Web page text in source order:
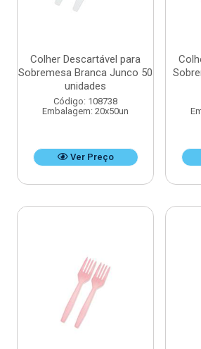
Colher Descartável para
Sobremesa Branca Junco 50
unidades
Código: 108738
Embalagem: 20x50un
Ver Preço